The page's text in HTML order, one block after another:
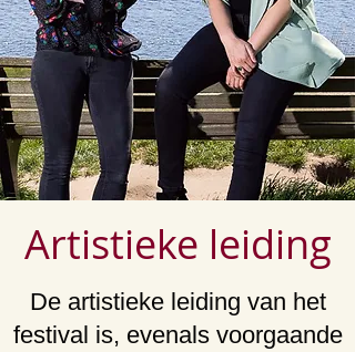
Artistieke leiding
De artistieke leiding van het
festival is, evenals voorgaande